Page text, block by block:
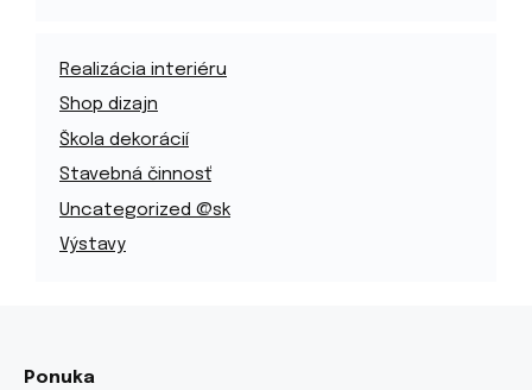
Realizácia interiéru
Shop dizajn
Škola dekorácií
Stavebná činnosť
Uncategorized @sk
Výstavy
Ponuka